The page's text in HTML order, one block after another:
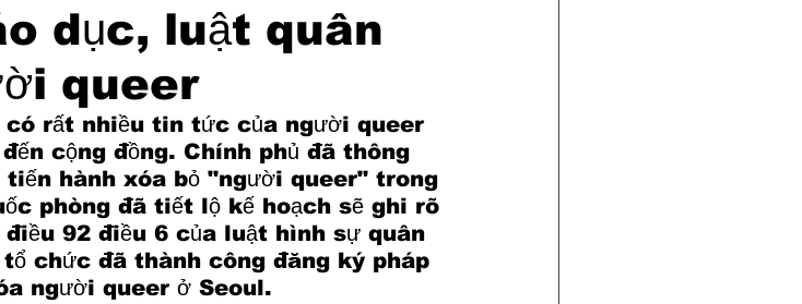
dục, luật quân
queer
rất nhiều tin tức của người queer
cộng đồng. Chính phủ đã thông
hành xóa bỏ "người queer" trong
phòng đã tiết lộ kế hoạch sẽ ghi rõ
92 điều 6 của luật hình sự quân
chức đã thành công đăng ký pháp
người queer ở Seoul.